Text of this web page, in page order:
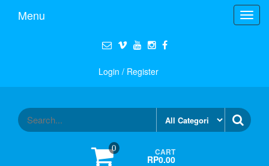
Menu
Login / Register
0 CART
RP0.00